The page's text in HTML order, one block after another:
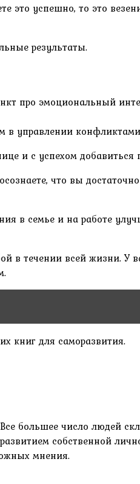
это успешно, то это
результаты.
про эмоциональный
в управлении
и с успехом добавиться
что вы
в семье и на работе
в течении всей жизни. У
книг для саморазвития.
большее число людей
собственной
мнения.